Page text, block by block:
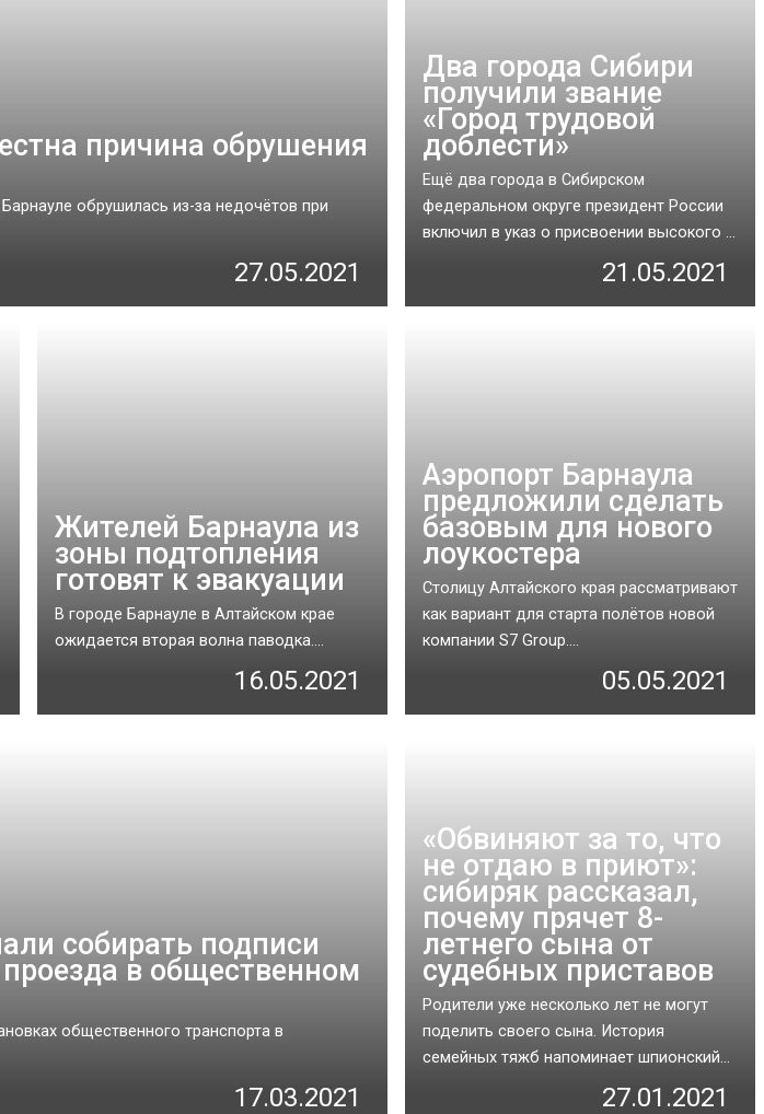
причина обрушения
обрушилась из-за недочётов при
27.05.2021
Два города Сибири
получили звание
«Город трудовой
доблести»
Ещё два города в Сибирском
федеральном округе президент России
включил в указ о присвоении высокого ...
21.05.2021
Жителей Барнаула из
зоны подтопления
готовят к эвакуации
В городе Барнауле в Алтайском крае
ожидается вторая волна паводка....
16.05.2021
Аэропорт Барнаула
предложили сделать
базовым для нового
лоукостера
Столицу Алтайского края рассматривают
как вариант для старта полётов новой
компании S7 Group....
05.05.2021
собирать подписи
в общественном
общественного транспорта в
17.03.2021
«Обвиняют за то, что
не отдаю в приют»:
сибиряк рассказал,
почему прячет 8-
летнего сына от
судебных приставов
Родители уже несколько лет не могут
поделить своего сына. История
семейных тяжб напоминает шпионский...
27.01.2021